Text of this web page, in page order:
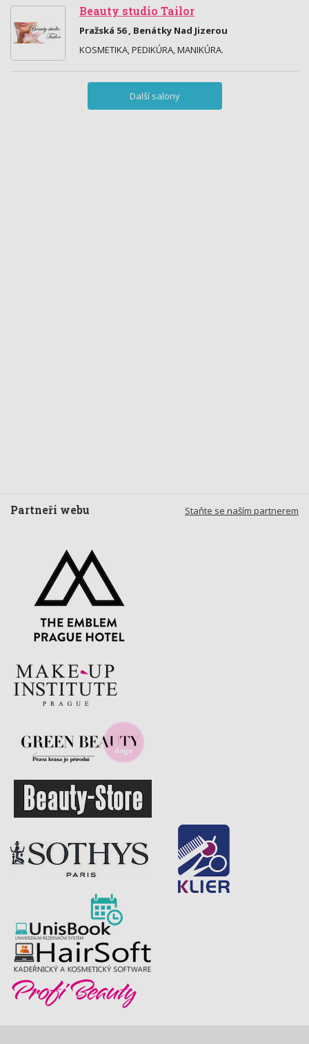
Beauty studio Tailor
Pražská 56 , Benátky Nad Jizerou
KOSMETIKA, PEDIKÚRA, MANIKÚRA.
Další salony
Staňte se naším partnerem
Partneři webu